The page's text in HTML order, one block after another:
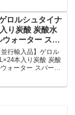
円で販売中（送料
。実ユーザーレビュ
の商品情報・購入
ロルシュタイナ
り炭酸 炭酸水
ォーター スパ
24本
｜価格・送料・
め
行輸入品】ゲロル
本入り炭酸 炭酸
ォーター スパーク